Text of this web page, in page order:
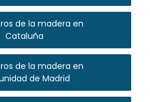
de la madera en
Cataluña
de la madera en
de Madrid